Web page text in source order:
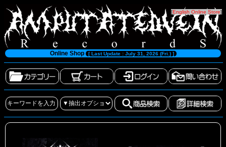
[English Online Store]
Online Shop [ Last Update : July 31, 2026 (Fri.) ]